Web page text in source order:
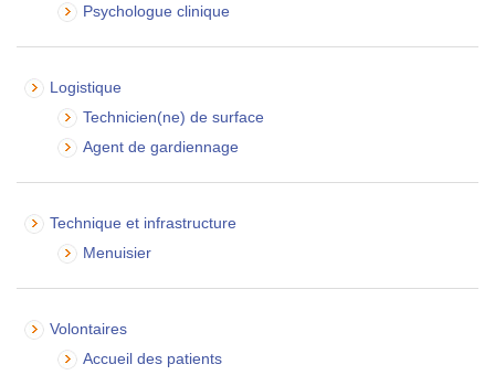
Psychologue clinique
Logistique
Technicien(ne) de surface
Agent de gardiennage
Technique et infrastructure
Menuisier
Volontaires
Accueil des patients